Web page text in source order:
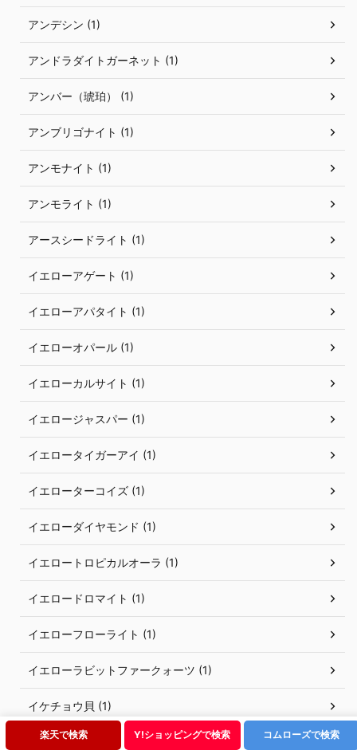
楽天で検索 Y!ショッピングで検索 コムローズで検索
アンデシン (1)
アンドラダイトガーネット (1)
アンバー（琥珀） (1)
アンブリゴナイト (1)
アンモナイト (1)
アンモライト (1)
アースシードライト (1)
イエローアゲート (1)
イエローアパタイト (1)
イエローオパール (1)
イエローカルサイト (1)
イエロージャスパー (1)
イエロータイガーアイ (1)
イエローターコイズ (1)
イエローダイヤモンド (1)
イエロートロピカルオーラ (1)
イエロードロマイト (1)
イエローフローライト (1)
イエローラビットファークォーツ (1)
イケチョウ貝 (1)
イシス水晶 (1)